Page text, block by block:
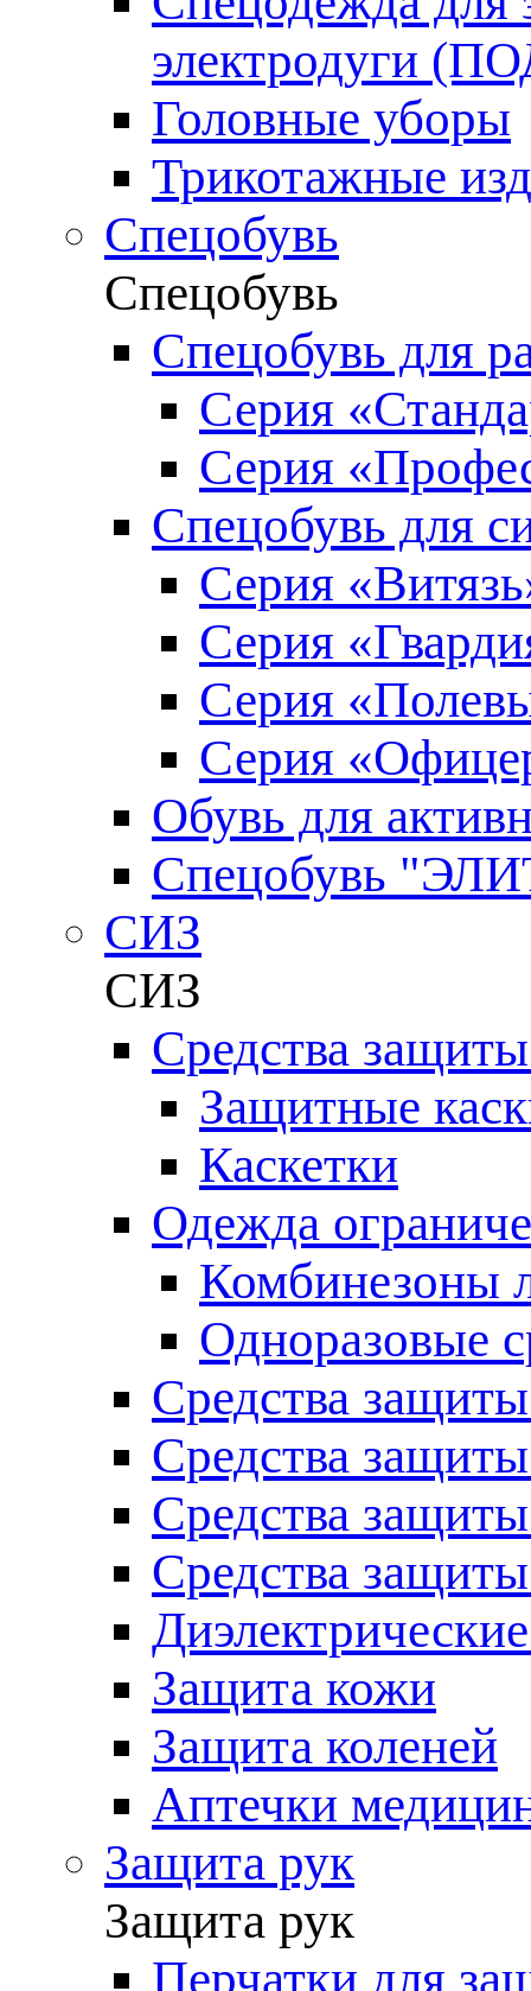
электродуги
Головные уборы
Трикотажные
Спецобувь
Спецобувь
Спецобувь для
Серия
Серия
Спецобувь для
Серия
Серия
Серия
Серия
Обувь для
Спецобувь
СИЗ
СИЗ
Средства
Защитные
Каскетки
Одежда
Комбинезоны
Одноразовые
Средства
Средства
Средства
Средства
Защита кожи
Защита коленей
Аптечки
Защита рук
Защита рук
Перчатки для